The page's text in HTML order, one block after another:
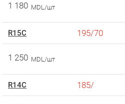
1 180 MDL/шт
R15C 195/70
1 250 MDL/шт
R14C 185/